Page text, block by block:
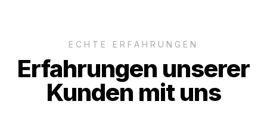
ECHTE ERFAHRUNGEN
Erfahrungen unserer
Kunden mit uns